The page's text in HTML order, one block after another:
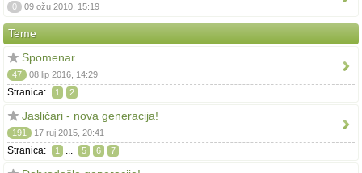
0 09 ožu 2010, 15:19
Teme
Spomenar
47 08 lip 2016, 14:29
Stranica: 1 2
Jasličari - nova generacija!
191 17 ruj 2015, 20:41
Stranica: 1 ... 5 6 7